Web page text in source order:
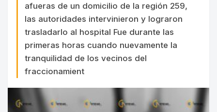
afueras de un domicilio de la región 259,
las autoridades intervinieron y lograron
trasladarlo al hospital Fue durante las
primeras horas cuando nuevamente la
tranquilidad de los vecinos del
fraccionamient